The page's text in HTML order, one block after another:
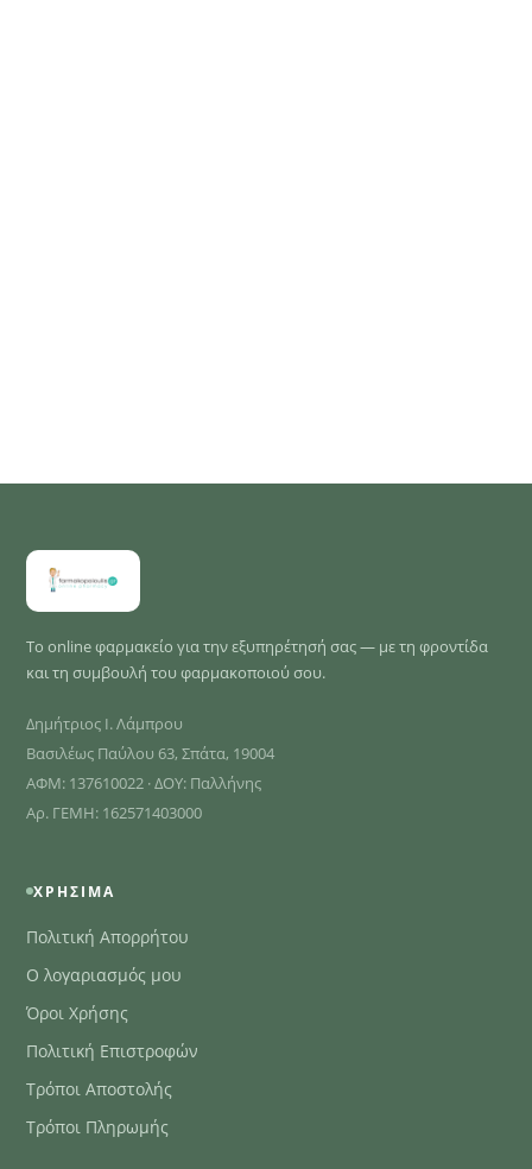
Το online φαρμακείο για την εξυπηρέτησή σας — με τη φροντίδα
και τη συμβουλή του φαρμακοποιού σου.
Δημήτριος Ι. Λάμπρου
Βασιλέως Παύλου 63, Σπάτα, 19004
ΑΦΜ: 137610022 · ΔΟΥ: Παλλήνης
Αρ. ΓΕΜΗ: 162571403000
ΧΡΉΣΙΜΑ
Πολιτική Απορρήτου
Ο λογαριασμός μου
Όροι Χρήσης
Πολιτική Επιστροφών
Τρόποι Αποστολής
Τρόποι Πληρωμής